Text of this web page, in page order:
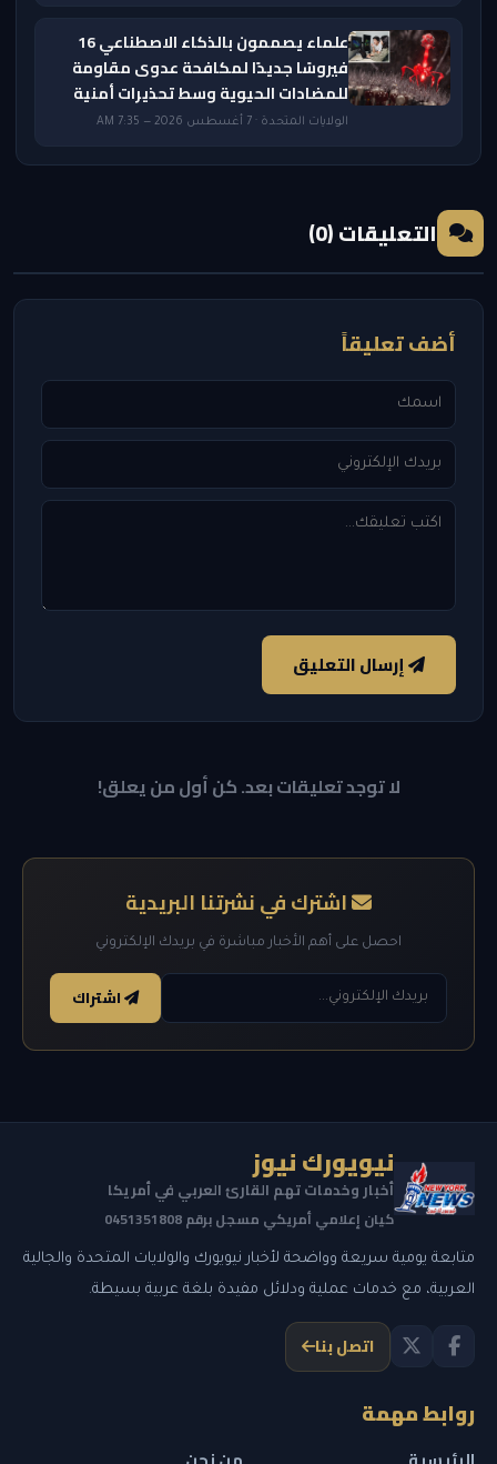
علماء يصممون بالذكاء الاصطناعي 16
فيروسًا جديدًا لمكافحة عدوى مقاومة
للمضادات الحيوية وسط تحذيرات أمنية
الولايات المتحدة · 7 أغسطس 2026 — 7:35 AM
التعليقات (0)
أضف تعليقاً
إرسال التعليق
لا توجد تعليقات بعد. كن أول من يعلق!
اشترك في نشرتنا البريدية
احصل على أهم الأخبار مباشرة في بريدك الإلكتروني
اشتراك
نيويورك نيوز
أخبار وخدمات تهم القارئ العربي في أمريكا
كيان إعلامي أمريكي مسجل برقم 0451351808
متابعة يومية سريعة وواضحة لأخبار نيويورك والولايات المتحدة والجالية
العربية، مع خدمات عملية ودلائل مفيدة بلغة عربية بسيطة.
اتصل بنا
روابط مهمة